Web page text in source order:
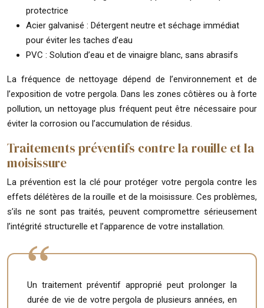
protectrice
Acier galvanisé : Détergent neutre et séchage immédiat
pour éviter les taches d’eau
PVC : Solution d’eau et de vinaigre blanc, sans abrasifs
La fréquence de nettoyage dépend de l’environnement et de
l’exposition de votre pergola. Dans les zones côtières ou à forte
pollution, un nettoyage plus fréquent peut être nécessaire pour
éviter la corrosion ou l’accumulation de résidus.
Traitements préventifs contre la rouille et la
moisissure
La prévention est la clé pour protéger votre pergola contre les
effets délétères de la rouille et de la moisissure. Ces problèmes,
s’ils ne sont pas traités, peuvent compromettre sérieusement
l’intégrité structurelle et l’apparence de votre installation.
Un traitement préventif approprié peut prolonger la
durée de vie de votre pergola de plusieurs années, en